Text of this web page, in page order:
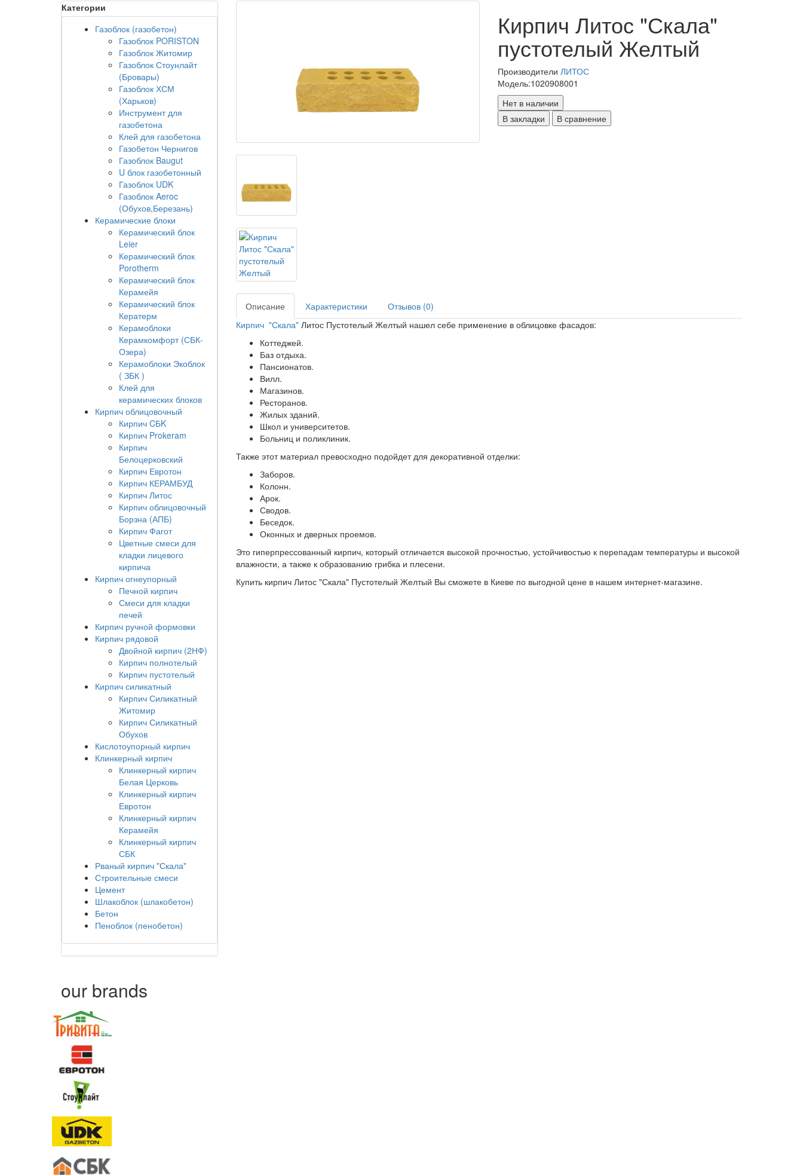
Категории
Газоблок (газобетон)
Газоблок PORISTON
Газоблок Житомир
Газоблок Стоунлайт
(Бровары)
Газоблок ХСМ
(Харьков)
Инструмент для
газобетона
Клей для газобетона
Газобетон Чернигов
Газоблок Baugut
U блок газобетонный
Газоблок UDK
Газоблок Aeroc
(Обухов,Березань)
Керамические блоки
Керамический блок
Leier
Керамический блок
Porotherm
Керамический блок
Керамейя
Керамический блок
Кератерм
Керамоблоки
Керамкомфорт (СБК-
Озера)
Керамоблоки Экоблок
( ЗБК )
Клей для
керамических блоков
Кирпич облицовочный
Кирпич CБK
Кирпич Prokeram
Кирпич
Белоцерковский
Кирпич Евротон
Кирпич КЕРАМБУД
Кирпич Литос
Кирпич облицовочный
Борзна (АПБ)
Кирпич Фагот
Цветные смеси для
кладки лицевого
кирпича
Кирпич огнеупорный
Печной кирпич
Смеси для кладки
печей
Кирпич ручной формовки
Кирпич рядовой
Двойной кирпич (2НФ)
Кирпич полнотелый
Кирпич пустотелый
Кирпич силикатный
Кирпич Силикатный
Житомир
Кирпич Силикатный
Обухов
Кислотоупорный кирпич
Клинкерный кирпич
Клинкерный кирпич
Белая Церковь
Клинкерный кирпич
Евротон
Клинкерный кирпич
Керамейя
Клинкерный кирпич
СБК
Рваный кирпич "Скала"
Строительные смеси
Цемент
Шлакоблок (шлакобетон)
Бетон
Пеноблок (пенобетон)
Кирпич Литос "Скала"
пустотелый Желтый
Производители ЛИТОС
Модель:1020908001
Нет в наличии
В закладки
В сравнение
Описание Характеристики
Отзывов (0)
Кирпич "Скала"Литос Пустотелый Желтый нашел себе применение в облицовке фасадов:
Коттеджей.
Баз отдыха.
Пансионатов.
Вилл.
Магазинов.
Ресторанов.
Жилых зданий.
Школ и университетов.
Больниц и поликлиник.
Также этот материал превосходно подойдет для декоративной отделки:
Заборов.
Колонн.
Арок.
Сводов.
Беседок.
Оконных и дверных проемов.
Это гиперпрессованный кирпич, который отличается высокой прочностью, устойчивостью к перепадам температуры и высокой
влажности, а также к образованию грибка и плесени.
Купить кирпич Литос "Скала" Пустотелый Желтый Вы сможете в Киеве по выгодной цене в нашем интернет-магазине.
our brands